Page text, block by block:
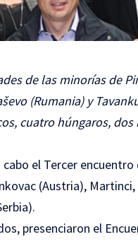
de las minorías de
(Rumania) y
cuatro húngaros,
el Tercer
(Austria),
presenciaron el